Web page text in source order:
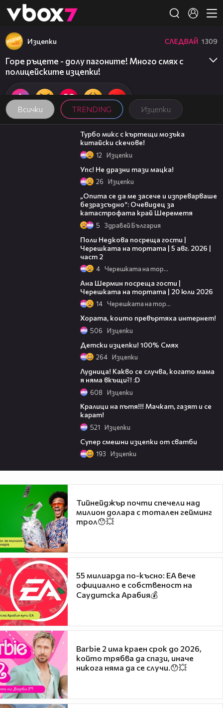
👾
Всички TRENDING Изцепки
Изцепки СЛЕДВАЙ 1309
Горе ръцете - долу пагоните! Много смях с
полицейските изцепки!
07:29
Турбо микс с къртещи мозъка
китайски скечове!
12 Изцепки
Упс! Не дразни тази мацка!
26 Изцепки
„Опита се да ме засече и изпреварваше
безразсъдно“: Очевидец за
катастрофата край Шереметя
5 Здравей България
Поли Недкова посреща гости |
Черешката на тортата | 5 авг. 2026 |
част 2
4 Черешката на тортата
Ана Шермин посреща гости |
Черешката на тортата | 20 юли 2026
14 Черешката на тортата
Хората, които превъртяха интернет!
506 Изцепки
Детски изцепки! 100% Смях
264 Изцепки
Лудница! Какво се случва, когато мама
я няма вкъщи?! :D
608 Изцепки
Кралици на пътя!!! Мачкат, газят и се
карат!
521 Изцепки
Супер смешни изцепки от сватби
193 Изцепки
Тийнейджър почти спечели над
милион долара с тотален гейминг
трол😯💥
55 милиарда по-късно: EA вече
официално е собственост на
Саудитска Арабия💰
Barbie 2 има краен срок до 2026,
който трябва да спази, иначе
никога няма да се случи.😯💥